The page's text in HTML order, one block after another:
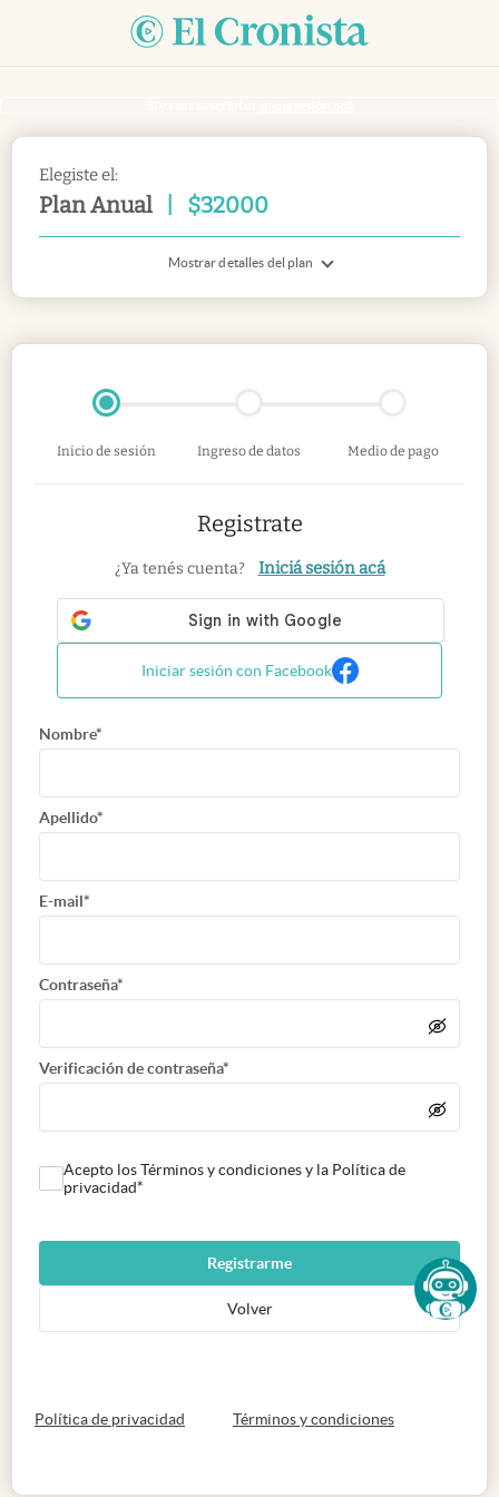
Elegiste el:
Plan Anual $32000
Mostrar detalles del plan
Inicio de sesión Ingreso de datos Medio de pago
Registrate
¿Ya tenés cuenta? Iniciá sesión acá
Iniciar sesión con Facebook
Nombre*
Apellido*
E-mail*
Contraseña*
Verificación de contraseña*
Acepto los Términos y condiciones y la Política de
privacidad*
Registrarme
Volver
Política de privacidad abre en nueva pestaña
Términos y condicionesabre en nueva